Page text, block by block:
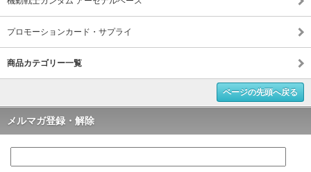
プロモーションカード・サプライ
商品カテゴリー一覧
ページの先頭へ戻る
メルマガ登録・解除